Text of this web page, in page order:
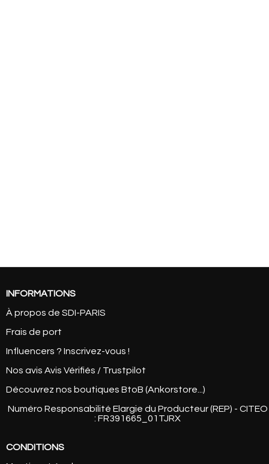
INFORMATIONS
À propos de SDI-PARIS
Frais de port
Influencers ? Inscrivez-vous !
Nos avis Avis Vérifiés / Trustpilot
Découvrez nos boutiques BtoB (Ankorstore...)
Numéro Responsabilité Elargie du Producteur (REP) - CITEO
: FR391665_01TJRX
CONDITIONS